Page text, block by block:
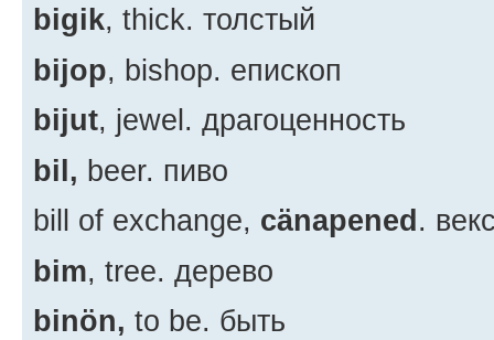
bigik, thick. толстый
bijop, bishop. епископ
bijut, jewel. драгоценность
bil, beer. пиво
bill of exchange, cänapened.
bim, tree. дерево
binön, to be. быть